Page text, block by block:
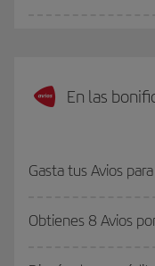
En las
Gasta tus Avios
Obtienes 8 Avios